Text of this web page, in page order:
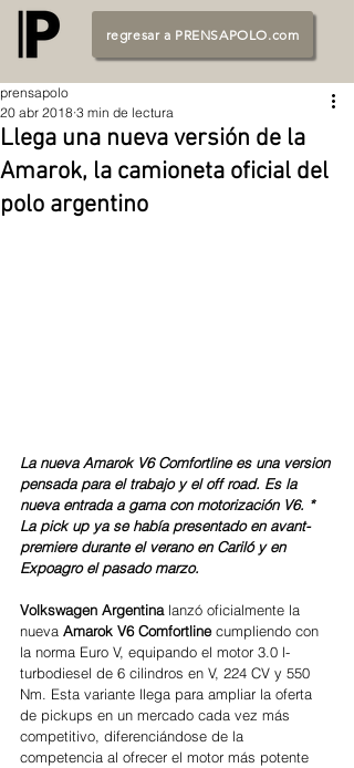
regresar a PRENSAPOLO.com
Llega una nueva versión de la
Amarok, la camioneta oficial del
polo argentino
prensapolo
20 abr 2018 3 min de lectura
La nueva Amarok V6 Comfortline es una version
pensada para el trabajo y el off road. Es la
nueva entrada a gama con motorización V6. *
La pick up ya se había presentado en avant-
premiere durante el verano en Cariló y en
Expoagro el pasado marzo.
Volkswagen Argentina lanzó oficialmente la
nueva Amarok V6 Comfortline cumpliendo con
la norma Euro V, equipando el motor 3.0 l-
turbodiesel de 6 cilindros en V, 224 CV y 550
Nm. Esta variante llega para ampliar la oferta
de pickups en un mercado cada vez más
competitivo, diferenciándose de la
competencia al ofrecer el motor más potente